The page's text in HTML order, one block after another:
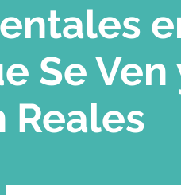
Se Ven
Reales